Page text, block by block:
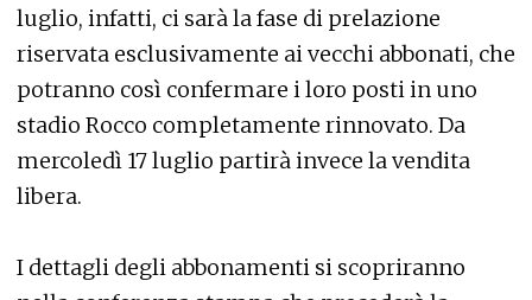
luglio, infatti, ci sarà la fase di prelazione
riservata esclusivamente ai vecchi abbonati, che
potranno così confermare i loro posti in uno
stadio Rocco completamente rinnovato. Da
mercoledì 17 luglio partirà invece la vendita
libera.
I dettagli degli abbonamenti si scopriranno